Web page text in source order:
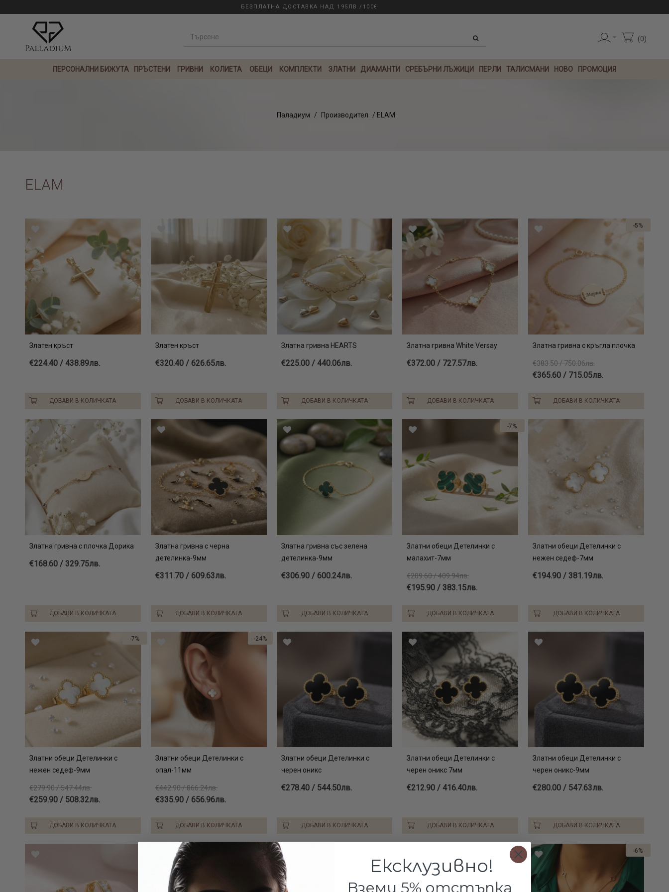
0
ПЕРСОНАЛНИ БИЖУТА ПРЪСТЕНИ ГРИВНИ КОЛИЕТА ОБЕЦИ КОМПЛЕКТИ ЗЛАТНИ ДИАМАНТИ СРЕБЪРНИ ЛЪЖИЦИ ПЕРЛИ ТАЛИСМАНИ НОВО ПРОМОЦИЯ
Паладиум / Производител / ELAM
ELAM
Златен кръст
€224.40 / 438.89лв.
ДОБАВИ В КОЛИЧКАТА
Златен кръст
€320.40 / 626.65лв.
ДОБАВИ В КОЛИЧКАТА
Златна гривна HEARTS
€225.00 / 440.06лв.
ДОБАВИ В КОЛИЧКАТА
Златна гривна White Versay
€372.00 / 727.57лв.
ДОБАВИ В КОЛИЧКАТА
Златна гривна с кръгла плочка
€383.50 / 750.06лв.
€365.60 / 715.05лв.
ДОБАВИ В КОЛИЧКАТА
-5%
Златна гривна с плочка Дорика
€168.60 / 329.75лв.
ДОБАВИ В КОЛИЧКАТА
Златна гривна с черна
детелинка-9мм
€311.70 / 609.63лв.
ДОБАВИ В КОЛИЧКАТА
Златна гривна със зелена
детелинка-9мм
€306.90 / 600.24лв.
ДОБАВИ В КОЛИЧКАТА
Златни обеци Детелинки с
малахит-7мм
€209.60 / 409.94лв.
€195.90 / 383.15лв.
ДОБАВИ В КОЛИЧКАТА
-7%
Златни обеци Детелинки с
нежен седеф-7мм
€194.90 / 381.19лв.
ДОБАВИ В КОЛИЧКАТА
Златни обеци Детелинки с
нежен седеф-9мм
€279.90 / 547.44лв.
€259.90 / 508.32лв.
ДОБАВИ В КОЛИЧКАТА
-7%
Златни обеци Детелинки с
опал-11мм
€442.90 / 866.24лв.
€335.90 / 656.96лв.
ДОБАВИ В КОЛИЧКАТА
-24%
Златни обеци Детелинки с
черен оникс
€278.40 / 544.50лв.
ДОБАВИ В КОЛИЧКАТА
Златни обеци Детелинки с
черен оникс 7мм
€212.90 / 416.40лв.
ДОБАВИ В КОЛИЧКАТА
Златни обеци Детелинки с
черен оникс-9мм
€280.00 / 547.63лв.
ДОБАВИ В КОЛИЧКАТА
-6%
Ексклузивно!
Вземи 5% отстъпка